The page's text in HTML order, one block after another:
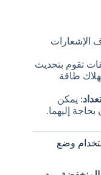
الإشعارات
تقوم بتحديث
طاقة
: يمكن
وضع